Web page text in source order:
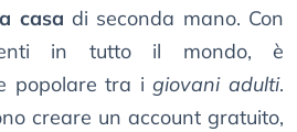
casa di seconda mano. Con
in tutto il mondo, è
popolare tra igiovani adulti.
creare un account gratuito,